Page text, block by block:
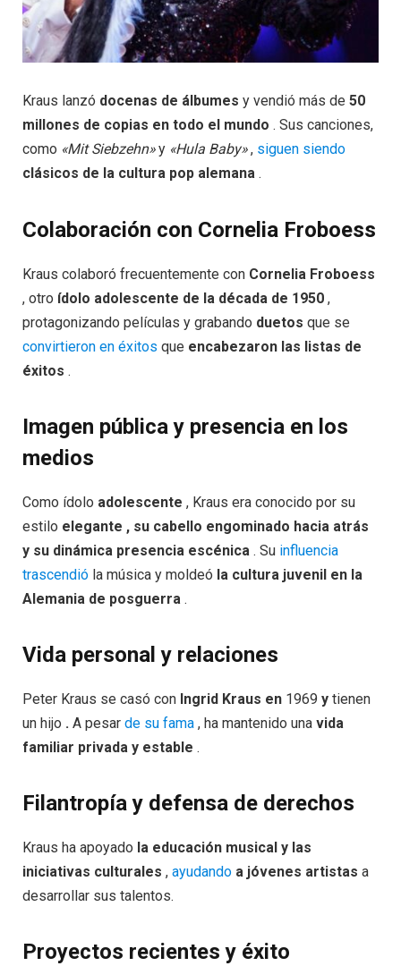
Kraus lanzó docenas de álbumes y vendió más de 50
millones de copias en todo el mundo . Sus canciones,
como «Mit Siebzehn»y «Hula Baby», siguen siendo
clásicos de la cultura pop alemana .
Colaboración con Cornelia Froboess
Kraus colaboró ​​frecuentemente con Cornelia Froboess
, otro ídolo adolescente de la década de 1950 ,
protagonizando películas y grabando duetos que se
convirtieron en éxitos que encabezaron las listas de
éxitos .
Imagen pública y presencia en los
medios
Como ídolo adolescente , Kraus era conocido por su
estilo elegante , su cabello engominado hacia atrás
y su dinámica presencia escénica . Su influencia
trascendió la música y moldeó la cultura juvenil en la
Alemania de posguerra .
Vida personal y relaciones
Peter Kraus se casó con Ingrid Kraus en 1969 y tienen
un hijo . A pesar de su fama , ha mantenido una vida
familiar privada y estable .
Filantropía y defensa de derechos
Kraus ha apoyado la educación musical y las
iniciativas culturales , ayudando a jóvenes artistas a
desarrollar sus talentos.
Proyectos recientes y éxito